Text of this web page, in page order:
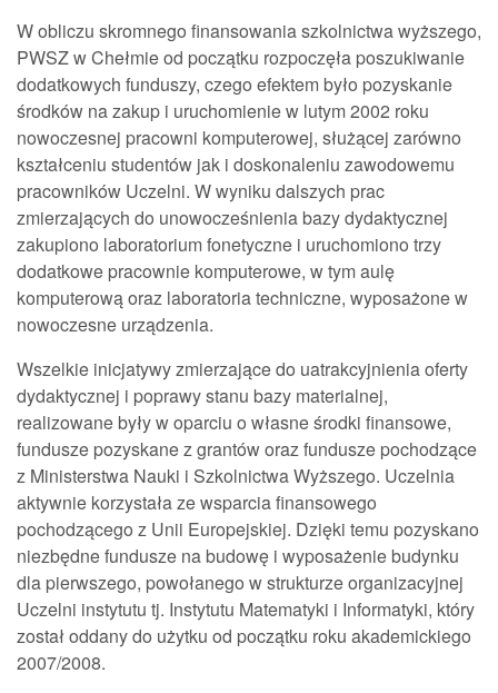
W obliczu skromnego finansowania szkolnictwa wyższego,
PWSZ w Chełmie od początku rozpoczęła poszukiwanie
dodatkowych funduszy, czego efektem było pozyskanie
środków na zakup i uruchomienie w lutym 2002 roku
nowoczesnej pracowni komputerowej, służącej zarówno
kształceniu studentów jak i doskonaleniu zawodowemu
pracowników Uczelni. W wyniku dalszych prac
zmierzających do unowocześnienia bazy dydaktycznej
zakupiono laboratorium fonetyczne i uruchomiono trzy
dodatkowe pracownie komputerowe, w tym aulę
komputerową oraz laboratoria techniczne, wyposażone w
nowoczesne urządzenia.
Wszelkie inicjatywy zmierzające do uatrakcyjnienia oferty
dydaktycznej i poprawy stanu bazy materialnej,
realizowane były w oparciu o własne środki finansowe,
fundusze pozyskane z grantów oraz fundusze pochodzące
z Ministerstwa Nauki i Szkolnictwa Wyższego. Uczelnia
aktywnie korzystała ze wsparcia finansowego
pochodzącego z Unii Europejskiej. Dzięki temu pozyskano
niezbędne fundusze na budowę i wyposażenie budynku
dla pierwszego, powołanego w strukturze organizacyjnej
Uczelni instytutu tj. Instytutu Matematyki i Informatyki, który
został oddany do użytku od początku roku akademickiego
2007/2008.